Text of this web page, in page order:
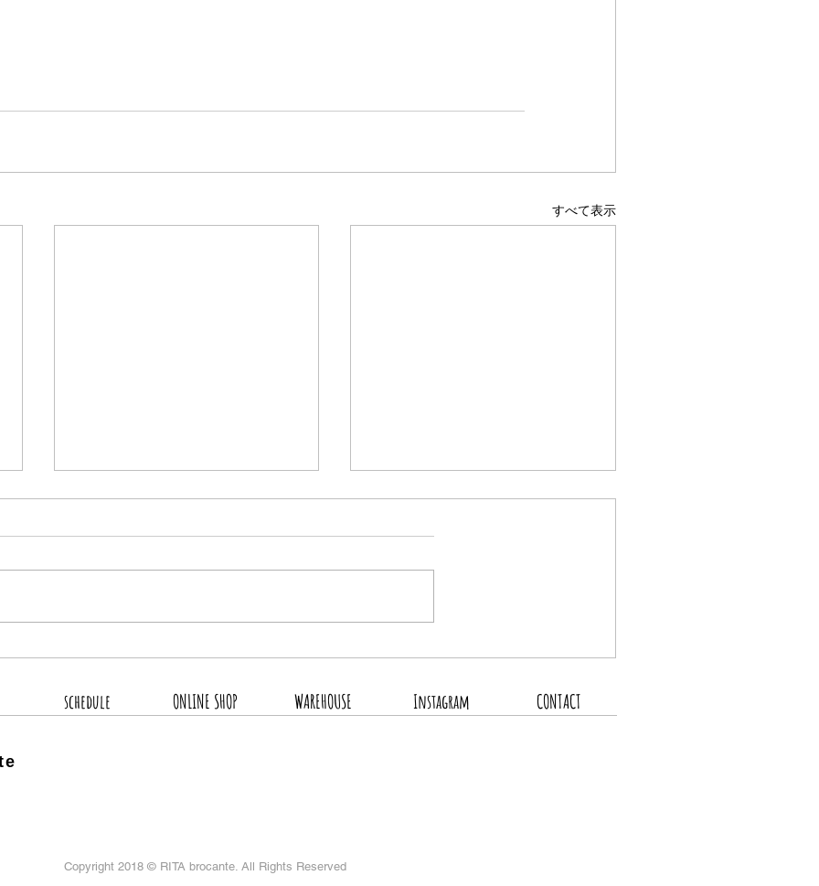
すべて表示
schedule ONLINE SHOP WAREHOUSE Instagram CONTACT
Copyright 2018 © RITA brocante. All Rights Reserved